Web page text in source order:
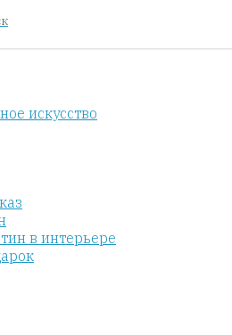
искусство
в интерьере